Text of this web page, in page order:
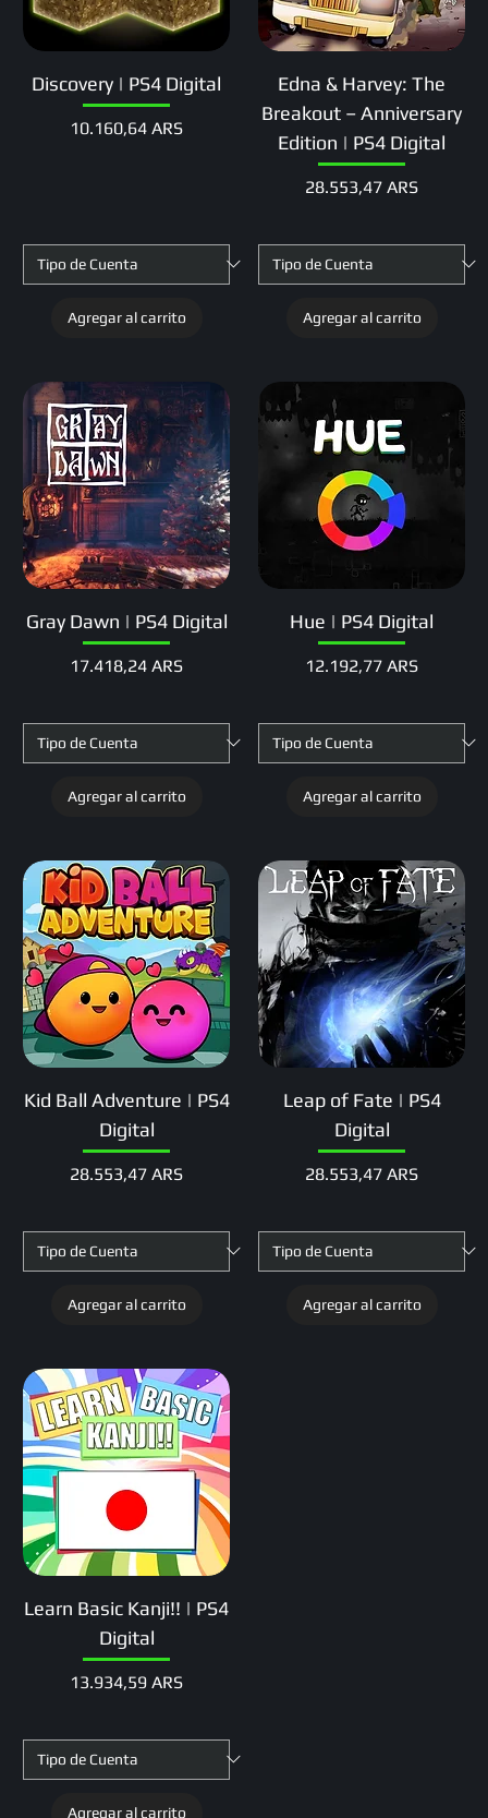
Discovery | PS4 Digital
Precio
10.160,64 ARS
Agregar al carrito
Edna & Harvey: The
Breakout – Anniversary
Edition | PS4 Digital
Precio
28.553,47 ARS
Agregar al carrito
Gray Dawn | PS4 Digital
Precio
17.418,24 ARS
Agregar al carrito
Hue | PS4 Digital
Precio
12.192,77 ARS
Agregar al carrito
Kid Ball Adventure | PS4
Digital
Precio
28.553,47 ARS
Agregar al carrito
Leap of Fate | PS4
Digital
Precio
28.553,47 ARS
Agregar al carrito
Learn Basic Kanji!! | PS4
Digital
Precio
13.934,59 ARS
Agregar al carrito